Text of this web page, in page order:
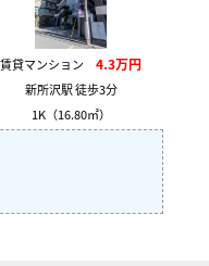
賃貸マンション 4.3万円
新所沢駅 徒歩3分
1K（16.80㎡）